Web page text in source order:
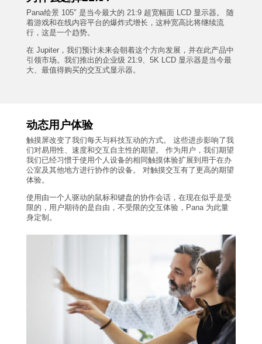
Pana绘景 105″ 是当今最大的 21:9 超宽幅面 LCD 显示器。 随
着游戏和在线内容平台的爆炸式增长，这种宽高比将继续流
行，这是一个趋势。
在 Jupiter，我们预计未来会朝着这个方向发展，并在此产品中
引领市场。我们推出的企业级 21:9、 5K LCD 显示器是当今最
大、最值得购买的交互式显示器。
动态用户体验
触摸屏改变了我们每天与科技互动的方式。 这些进步影响了我
们对易用性、速度和交互自主性的期望。 作为用户，我们期望
我们已经习惯于使用个人设备的相同触摸体验扩展到用于在办
公室及其他地方进行协作的设备。 对触摸交互有了更高的期望
体验。
使用由一个人驱动的鼠标和键盘的协作会话，在现在似乎是受
限的，用户期待的是自由，不受限的交互体验， Pana 为此量
身定制。